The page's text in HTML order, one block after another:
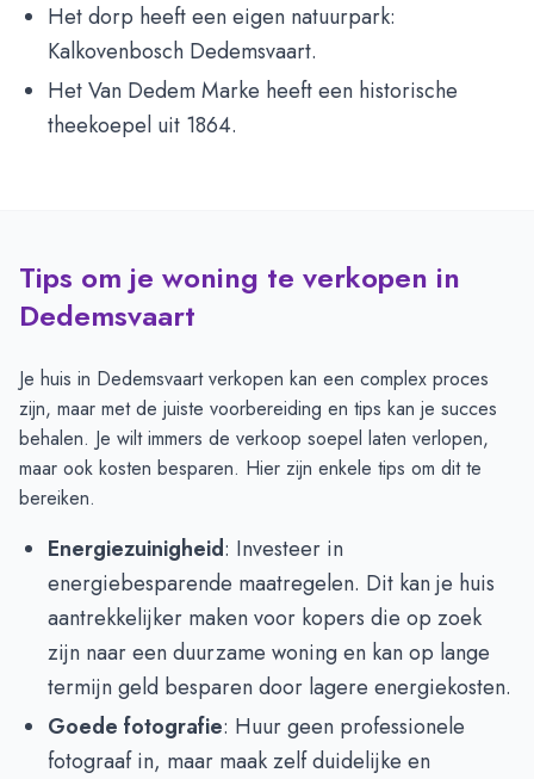
Het dorp heeft een eigen natuurpark:
Kalkovenbosch Dedemsvaart.
Het Van Dedem Marke heeft een historische
theekoepel uit 1864.
Tips om je woning te verkopen in
Dedemsvaart
Je huis in Dedemsvaart verkopen kan een complex proces
zijn, maar met de juiste voorbereiding en tips kan je succes
behalen. Je wilt immers de verkoop soepel laten verlopen,
maar ook kosten besparen. Hier zijn enkele tips om dit te
bereiken.
Energiezuinigheid: Investeer in
energiebesparende maatregelen. Dit kan je huis
aantrekkelijker maken voor kopers die op zoek
zijn naar een duurzame woning en kan op lange
termijn geld besparen door lagere energiekosten.
Goede fotografie: Huur geen professionele
fotograaf in, maar maak zelf duidelijke en